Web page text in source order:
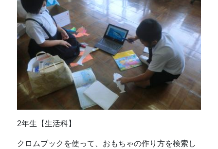
2年生【生活科】
クロムブックを使って、おもちゃの作り方を検索し